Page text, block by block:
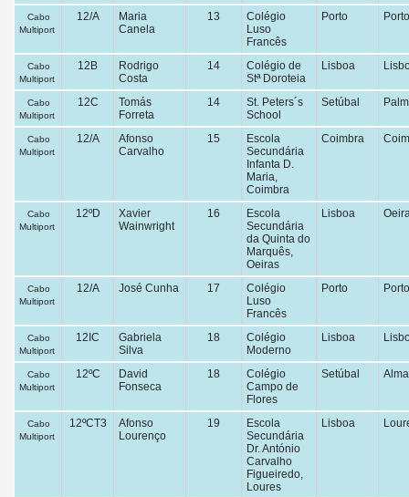
Cabo
Multiport
12/A
Maria
Canela
13
Colégio
Luso
Francês
Porto Porto
Cabo
Multiport
12B
Rodrigo
Costa
14
Colégio de
Stª Doroteia
Lisboa
Cabo
Multiport
12C
Tomás
Forreta
14
St. Peters´s
School
Setúbal
Cabo
Multiport
12/A
Afonso
Carvalho
15
Escola
Secundária
Infanta D.
Maria,
Coimbra
Coimbra
Cabo
Multiport
12ºD
Xavier
Wainwright
16
Escola
Secundária
da Quinta do
Marquês,
Oeiras
Lisboa
Cabo
Multiport
12/A José Cunha 17
Colégio
Luso
Francês
Porto Porto
Cabo
Multiport
12IC
Gabriela
Silva
18
Colégio
Moderno
Lisboa
Cabo
Multiport
12ºC
David
Fonseca
18
Colégio
Campo de
Flores
Setúbal
Cabo
Multiport
12ºCT3
Afonso
Lourenço
19
Escola
Secundária
Dr. António
Carvalho
Figueiredo,
Loures
Lisboa